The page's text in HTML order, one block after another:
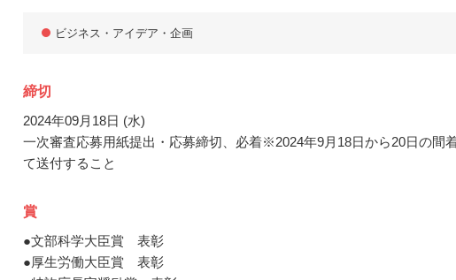
ビジネス・アイデア・企画
締切
2024年09月18日 (水)
一次審査応募用紙提出・応募締切、必着※2024年9月18日から20日の間
て送付すること
賞
●文部科学大臣賞 表彰
●厚生労働大臣賞 表彰